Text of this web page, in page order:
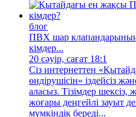
блог
ПВХ шар клапандарының
кімдер...
20 сәуір, сағат 18:1
Сіз интернеттен
өндірушісін» іздейсіз
аласыз. Тізімдер шексіз,
жоғары деңгейлі зауыт
мүмкіндік береді...